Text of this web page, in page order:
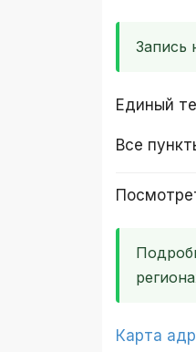
Запись
Единый
Все
Карта